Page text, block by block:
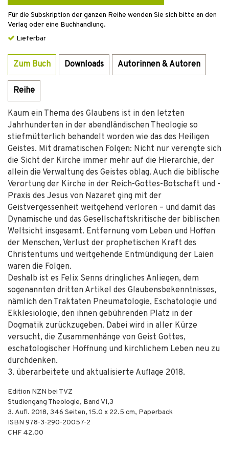
Für die Subskription der ganzen Reihe wenden Sie sich bitte an den
Verlag oder eine Buchhandlung.
Lieferbar
Zum Buch Downloads Autorinnen & Autoren
Reihe
Kaum ein Thema des Glaubens ist in den letzten
Jahrhunderten in der abendländischen Theologie so
stiefmütterlich behandelt worden wie das des Heiligen
Geistes. Mit dramatischen Folgen: Nicht nur verengte sich
die Sicht der Kirche immer mehr auf die Hierarchie, der
allein die Verwaltung des Geistes oblag. Auch die biblische
Verortung der Kirche in der Reich-Gottes-Botschaft und -
Praxis des Jesus von Nazaret ging mit der
Geistvergessenheit weitgehend verloren – und damit das
Dynamische und das Gesellschaftskritische der biblischen
Weltsicht insgesamt. Entfernung vom Leben und Hoffen
der Menschen, Verlust der prophetischen Kraft des
Christentums und weitgehende Entmündigung der Laien
waren die Folgen.
Deshalb ist es Felix Senns dringliches Anliegen, dem
sogenannten dritten Artikel des Glaubensbekenntnisses,
nämlich den Traktaten Pneumatologie, Eschatologie und
Ekklesiologie, den ihnen gebührenden Platz in der
Dogmatik zurückzugeben. Dabei wird in aller Kürze
versucht, die Zusammenhänge von Geist Gottes,
eschatologischer Hoffnung und kirchlichem Leben neu zu
durchdenken.
3. überarbeitete und aktualisierte Auflage 2018.
Edition NZN bei TVZ
Studiengang Theologie, Band VI,3
3. Aufl. 2018, 346 Seiten, 15.0 x 22.5 cm, Paperback
ISBN 978-3-290-20057-2
CHF 42.00